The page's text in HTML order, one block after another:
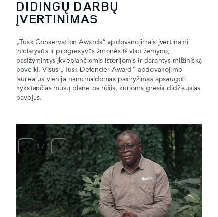
DIDINGŲ DARBŲ
ĮVERTINIMAS
„Tusk Conservation Awards“ apdovanojimais įvertinami
iniciatyvūs ir progresyvūs žmonės iš viso žemyno,
pasižymintys įkvepiančiomis istorijomis ir darantys milžinišką
poveikį. Visus „Tusk Defender Award“ apdovanojimo
laureatus vienija nenumaldomas pasiryžimas apsaugoti
nykstančias mūsų planetos rūšis, kurioms gresia didžiausias
pavojus.
1 / 3